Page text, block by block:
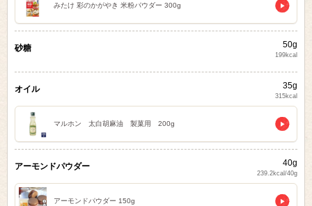
みたけ 彩のかがやき 米粉パウダー 300g
砂糖 50g
199kcal
オイル 35g
315kcal
マルホン 太白胡麻油 製菓用 200g
アーモンドパウダー 40g
239.2kcal/40g
アーモンドパウダー 150g